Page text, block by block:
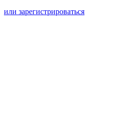
или зарегистрироваться